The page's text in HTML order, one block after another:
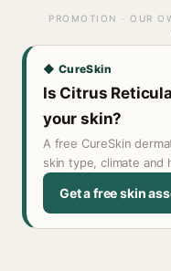
PROMOTION · OUR
◆ CureSkin
Is Citrus
your skin?
A free CureSkin
skin type, climate and
Get a free skin